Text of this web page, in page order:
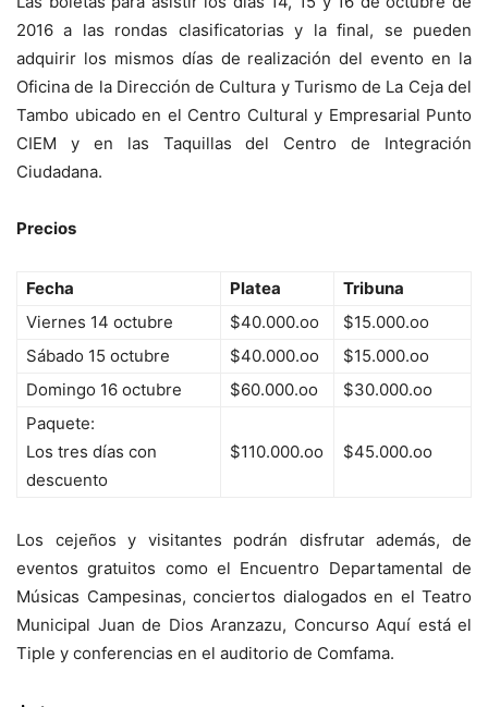
2016 a las rondas clasificatorias y la final, se pueden
adquirir los mismos días de realización del evento en la
Oficina de la Dirección de Cultura y Turismo de La Ceja del
Tambo ubicado en el Centro Cultural y Empresarial Punto
CIEM y en las Taquillas del Centro de Integración
Ciudadana.
Precios
Fecha Platea
Tribuna
Viernes 14 octubre
$40.000.oo
$15.000.oo
Sábado 15 octubre
$40.000.oo
$15.000.oo
Domingo 16 octubre
$60.000.oo
$30.000.oo
Paquete:
Los tres días con
descuento
$110.000.oo $45.000.oo
Los cejeños y visitantes podrán disfrutar además, de
eventos gratuitos como el Encuentro Departamental de
Músicas Campesinas, conciertos dialogados en el Teatro
Municipal Juan de Dios Aranzazu, Concurso Aquí está el
Tiple y conferencias en el auditorio de Comfama.